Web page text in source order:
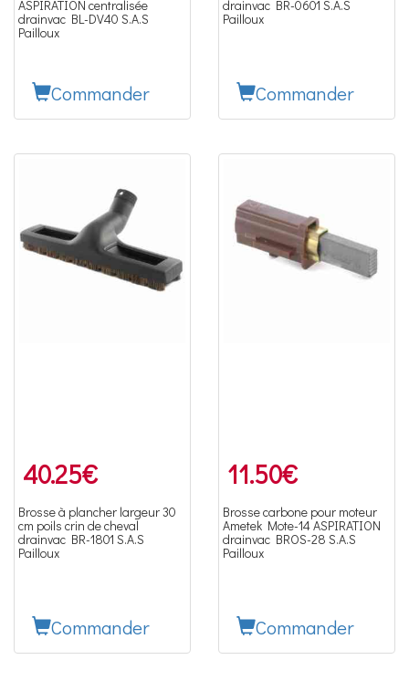
ASPIRATION centralisée
drainvac BL-DV40 S.A.S
Pailloux
Commander
drainvac BR-0601 S.A.S
Pailloux
Commander
40.25€
Brosse à plancher largeur 30
cm poils crin de cheval
drainvac BR-1801 S.A.S
Pailloux
Commander
11.50€
Brosse carbone pour moteur
Ametek Mote-14 ASPIRATION
drainvac BROS-28 S.A.S
Pailloux
Commander